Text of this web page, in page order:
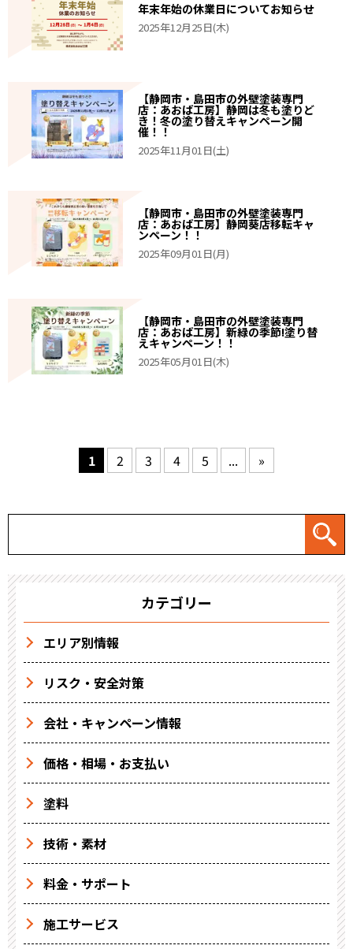
年末年始の休業日についてお知らせ
2025年12月25日(木)
【静岡市・島田市の外壁塗装専門
店：あおば工房】静岡は冬も塗りど
き！冬の塗り替えキャンペーン開
催！！
2025年11月01日(土)
【静岡市・島田市の外壁塗装専門
店：あおば工房】静岡葵店移転キャ
ンペーン！！
2025年09月01日(月)
【静岡市・島田市の外壁塗装専門
店：あおば工房】新緑の季節!塗り替
えキャンペーン！！
2025年05月01日(木)
1 2 3 4 5 ... »
カテゴリー
エリア別情報
リスク・安全対策
会社・キャンペーン情報
価格・相場・お支払い
塗料
技術・素材
料金・サポート
施工サービス